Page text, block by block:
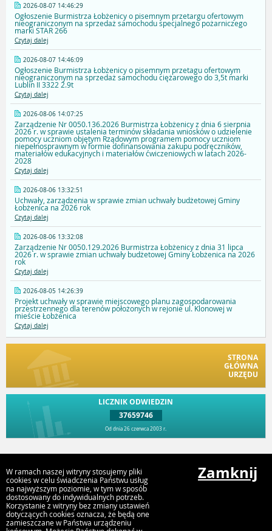
2026-08-07 14:46:29
Ogłoszenie Burmistrza Łobżenicy o pisemnym przetargu ofertowym
nieograniczonym na sprzedaż samochodu specjalnego pożarniczego
marki STAR 266
Czytaj dalej
2026-08-07 14:46:09
Ogłoszenie Burmistrza Łobżenicy o pisemnym przetagu ofertowym
nieograniczonym na sprzedaż samochodu ciężarowego do 3,5t marki
Lublin II 3322 2.9t
Czytaj dalej
2026-08-06 14:07:25
Zarządzenie Nr 0050.136.2026 Burmistrza Łobżenicy z dnia 6 sierpnia
2026 r. w sprawie ustalenia terminów składania wniosków o udzielenie
pomocy uczniom objętym Rządowym programem pomocy uczniom
niepełnosprawnym w formie dofinansowania zakupu podręczników,
materiałów edukacyjnych i materiałów ćwiczeniowych w latach 2026-
2028
Czytaj dalej
2026-08-06 13:32:51
Uchwały, zarządzenia w sprawie zmian uchwały budżetowej Gminy
Łobżenica na 2026 rok
Czytaj dalej
2026-08-06 13:32:08
Zarządzenie Nr 0050.129.2026 Burmistrza Łobżenicy z dnia 31 lipca
2026 r. w sprawie zmian uchwały budżetowej Gminy Łobżenica na 2026
rok
Czytaj dalej
2026-08-05 14:26:39
Projekt uchwały w sprawie miejscowego planu zagospodarowania
przestrzennego dla terenów położonych w rejonie ul. Klonowej w
mieście Łobżenica
Czytaj dalej
STRONA
GŁÓWNA
URZĘDU
LICZNIK ODWIEDZIN
37659746
Od dnia 26 czerwca 2003 r.
Urząd Miejski Gminy Łobżenica, ul Sikorskiego 7, 67 2868100,
gmina@lobzenica.pl
W ramach naszej witryny stosujemy pliki
cookies w celu świadczenia Państwu usług
na najwyższym poziomie, w tym w sposób
dostosowany do indywidualnych potrzeb.
Korzystanie z witryny bez zmiany ustawień
dotyczących cookies oznacza, że będą one
zamieszczane w Państwa urządzeniu
Zamknij